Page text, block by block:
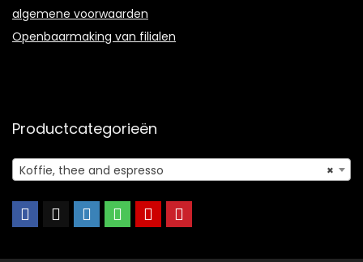
algemene voorwaarden
Openbaarmaking van filialen
Productcategorieën
×
Koffie, thee and espresso